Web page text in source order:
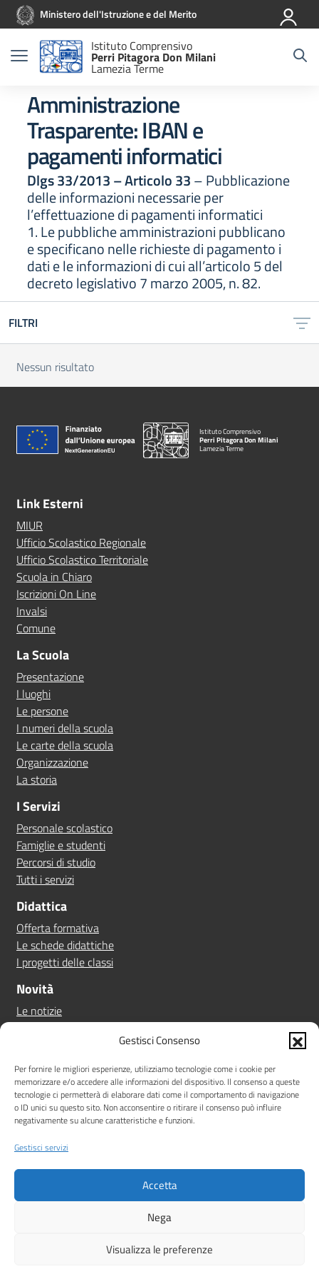
Gestisci Consenso
Per fornire le migliori esperienze, utilizziamo tecnologie come i cookie per
memorizzare e/o accedere alle informazioni del dispositivo. Il consenso a queste
tecnologie ci permetterà di elaborare dati come il comportamento di navigazione
o ID unici su questo sito. Non acconsentire o ritirare il consenso può influire
negativamente su alcune caratteristiche e funzioni.
Gestisci servizi
Accetta
Nega
Visualizza le preferenze
Vai ai contenuti
Vai al menu di navigazione
Vai al footerMinistero dell'Istruzione e del Merito
Istituto Comprensivo
Perri Pitagora Don Milani
Lamezia Terme
Amministrazione
Trasparente:IBAN e
pagamenti informatici
Dlgs 33/2013 – Articolo 33– Pubblicazione
delle informazioni necessarie per
l’effettuazione di pagamenti informatici
1. Le pubbliche amministrazioni pubblicano
e specificano nelle richieste di pagamento i
dati e le informazioni di cui all’articolo 5 del
decreto legislativo 7 marzo 2005, n. 82.
FILTRI
Nessun risultato
Istituto Comprensivo
Perri Pitagora Don Milani
Lamezia Terme
Link Esterni
MIUR
Ufficio Scolastico Regionale
Ufficio Scolastico Territoriale
Scuola in Chiaro
Iscrizioni On Line
Invalsi
Comune
La Scuola
Presentazione
I luoghi
Le persone
I numeri della scuola
Le carte della scuola
Organizzazione
La storia
I Servizi
Personale scolastico
Famiglie e studenti
Percorsi di studio
Tutti i servizi
Didattica
Offerta formativa
Le schede didattiche
I progetti delle classi
Novità
Le notizie
Le circolari
Albo online
Pn 21/27
Ptof
Iscrizioni
Sicurezza
Amministrazione TrasparenteAlbo onlinePrivacy Policy
Dichiarazione di accessibilità
Idea e progetto di Designers Italia